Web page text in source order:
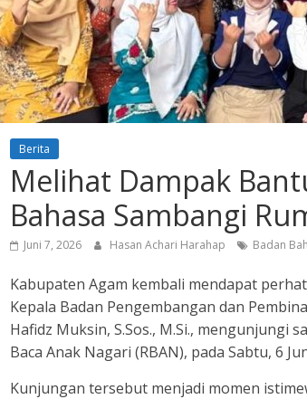
Berita
Melihat Dampak
Bahasa Sambangi
Juni 7, 2026 Hasan Achari Harahap Badan
Kabupaten Agam kembali mendapat
Kepala Badan Pengembangan dan
Hafidz Muksin, S.Sos., M.Si., mengunjungi
Baca Anak Nagari (RBAN), pada Sabtu, 6
Kunjungan tersebut menjadi momen